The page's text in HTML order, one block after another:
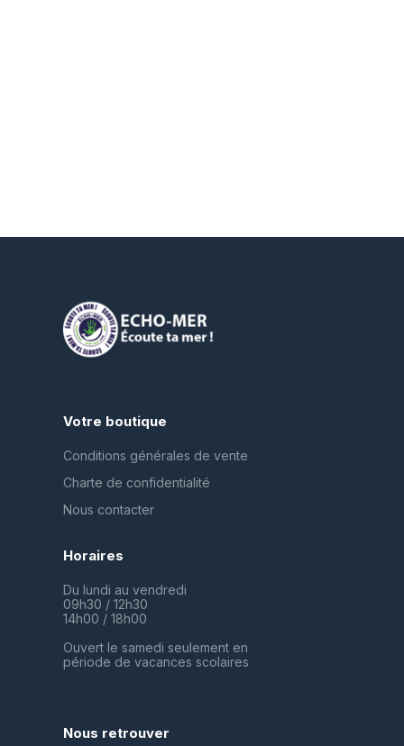
Votre boutique
Conditions générales de vente
Charte de confidentialité
Nous contacter
Horaires
Du lundi au vendredi
09h30 / 12h30
14h00 / 18h00
Ouvert le samedi seulement en
période de vacances scolaires
Nous retrouver